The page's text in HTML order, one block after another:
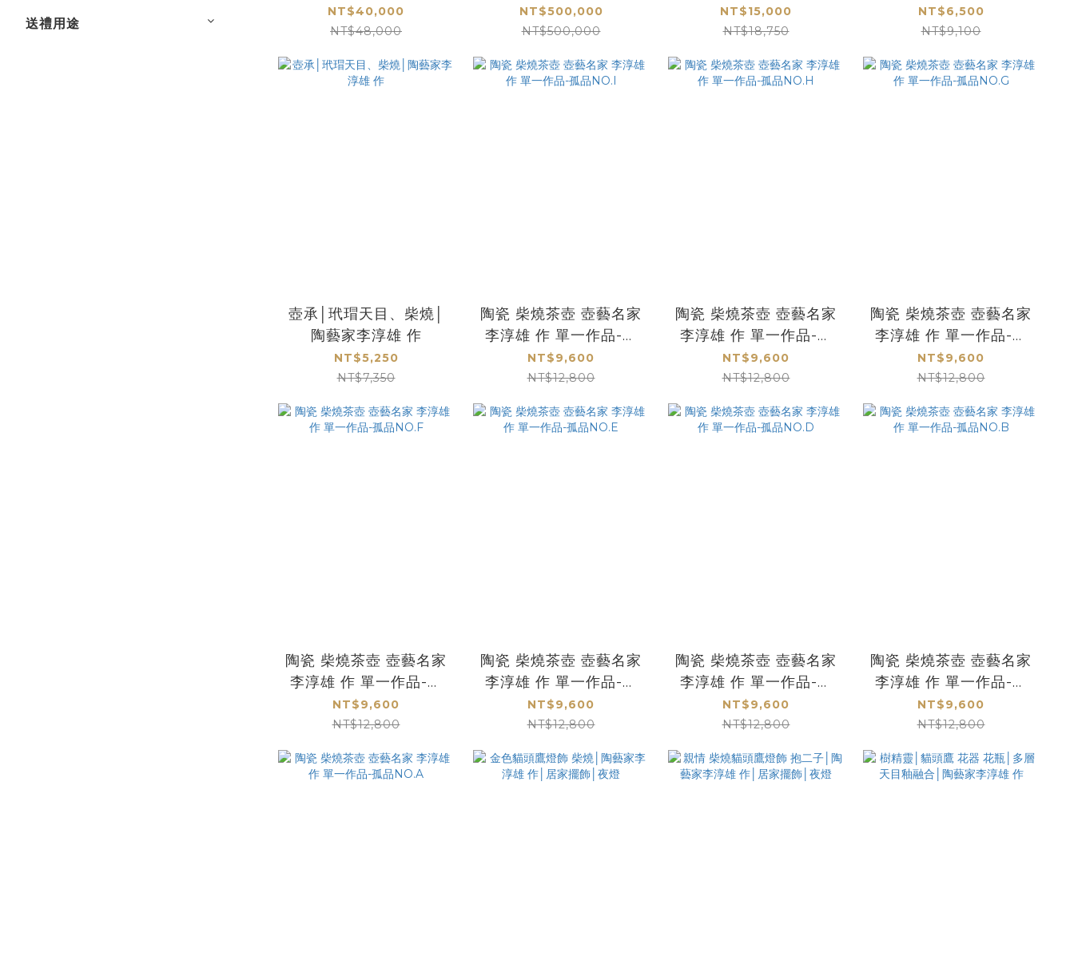
送禮用途
家李淳雄手作精品
NT$40,000
NT$48,000
塑｜設計師李淳雄打造
公共空間亮點
NT$500,000
NT$500,000
陶藝家李淳雄手作精品
NT$15,000
NT$18,750
NT$6,500
NT$9,100
壺承│玳瑁天目、柴燒│
陶藝家李淳雄 作
NT$5,250
NT$7,350
陶瓷 柴燒茶壺 壺藝名家
李淳雄 作 單一作品-孤
品NO.I
NT$9,600
NT$12,800
陶瓷 柴燒茶壺 壺藝名家
李淳雄 作 單一作品-孤
品NO.H
NT$9,600
NT$12,800
陶瓷 柴燒茶壺 壺藝名家
李淳雄 作 單一作品-孤
品NO.G
NT$9,600
NT$12,800
陶瓷 柴燒茶壺 壺藝名家
李淳雄 作 單一作品-孤
品NO.F
NT$9,600
NT$12,800
陶瓷 柴燒茶壺 壺藝名家
李淳雄 作 單一作品-孤
品NO.E
NT$9,600
NT$12,800
陶瓷 柴燒茶壺 壺藝名家
李淳雄 作 單一作品-孤
品NO.D
NT$9,600
NT$12,800
陶瓷 柴燒茶壺 壺藝名家
李淳雄 作 單一作品-孤
品NO.B
NT$9,600
NT$12,800